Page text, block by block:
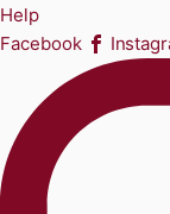
Help
Facebook